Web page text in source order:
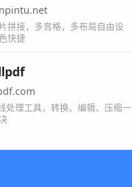
拼接，多宫格，多布局自由设
快捷
处理工具，转换、编辑、压缩一